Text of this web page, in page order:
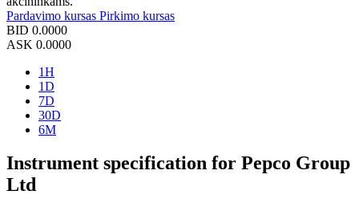
Pardavimo kursas Pirkimo kursas
BID 0.0000
ASK 0.0000
1H
1D
7D
30D
6M
Instrument specification for Pepco Group
Ltd